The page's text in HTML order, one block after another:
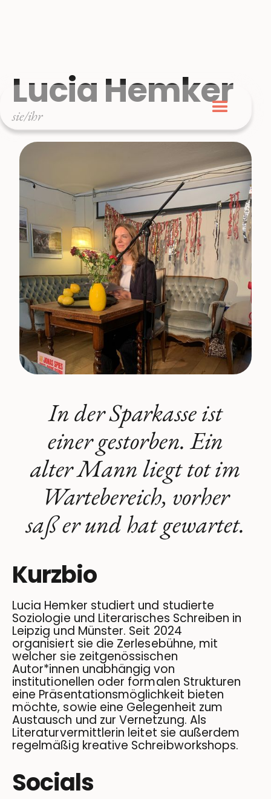
Lucia Hemker
sie/ihr
In der Sparkasse ist
einer gestorben. Ein
alter Mann liegt tot im
Wartebereich, vorher
saß er und hat gewartet.
Kurzbio
Lucia Hemker studiert und studierte
Soziologie und Literarisches Schreiben in
Leipzig und Münster. Seit 2024
organisiert sie die Zerlesebühne, mit
welcher sie zeitgenössischen
Autor*innen unabhängig von
institutionellen oder formalen Strukturen
eine Präsentationsmöglichkeit bieten
möchte, sowie eine Gelegenheit zum
Austausch und zur Vernetzung. Als
Literaturvermittlerin leitet sie außerdem
regelmäßig kreative Schreibworkshops.
Socials